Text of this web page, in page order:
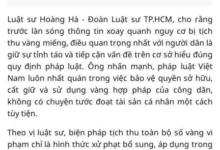
Luật sư Hoàng Hà - Đoàn Luật sư TP.HCM, cho rằng
trước làn sóng thông tin xoay quanh nguy cơ bị tịch
thu vàng miếng, điều quan trọng nhất với người dân là
giữ sự tỉnh táo và tiếp cận vấn đề trên cơ sở hiểu đúng
quy định pháp luật. Ông nhấn mạnh, pháp luật Việt
Nam luôn nhất quán trong việc bảo vệ quyền sở hữu,
cất giữ và sử dụng vàng hợp pháp của công dân,
không có chuyện tước đoạt tài sản cá nhân một cách
tùy tiện.
Theo vị luật sư, biện pháp tịch thu toàn bộ số vàng vi
phạm chỉ là hình thức xử phạt bổ sung, áp dụng trong